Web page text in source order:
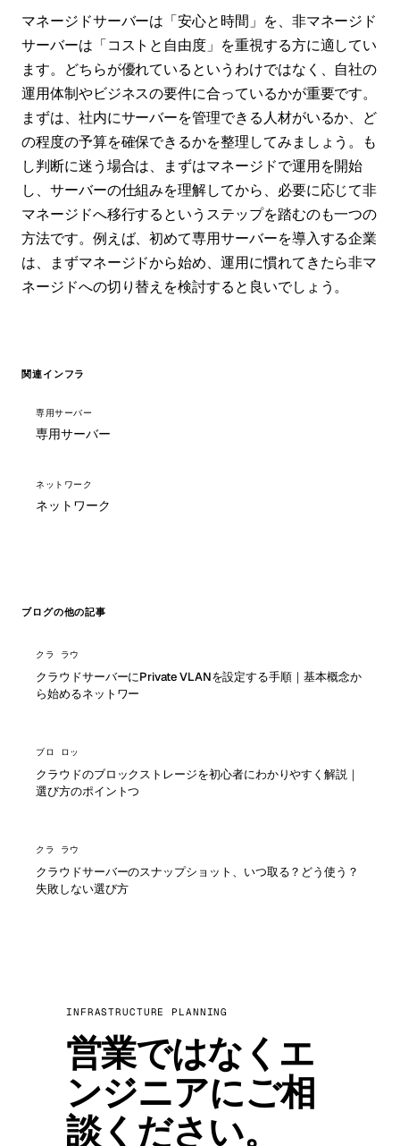
マネージドサーバーは「安心と時間」を、非マネージド
サーバーは「コストと自由度」を重視する方に適してい
ます。どちらが優れているというわけではなく、自社の
運用体制やビジネスの要件に合っているかが重要です。
まずは、社内にサーバーを管理できる人材がいるか、ど
の程度の予算を確保できるかを整理してみましょう。も
し判断に迷う場合は、まずはマネージドで運用を開始
し、サーバーの仕組みを理解してから、必要に応じて非
マネージドへ移行するというステップを踏むのも一つの
方法です。例えば、初めて専用サーバーを導入する企業
は、まずマネージドから始め、運用に慣れてきたら非マ
ネージドへの切り替えを検討すると良いでしょう。
関連インフラ
専用サーバー
専用サーバー
ネットワーク
ネットワーク
ブログの他の記事
クラ ラウ
クラウドサーバーにPrivate VLANを設定する手順｜基本概念か
ら始めるネットワー
ブロ ロッ
クラウドのブロックストレージを初心者にわかりやすく解説｜
選び方のポイントつ
クラ ラウ
クラウドサーバーのスナップショット、いつ取る？どう使う？
失敗しない選び方
INFRASTRUCTURE PLANNING
営業ではなくエ
ンジニアにご相
談ください。